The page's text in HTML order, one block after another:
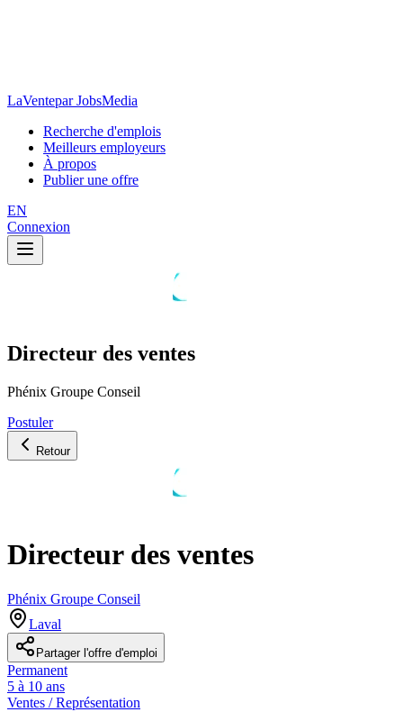
LaVentepar JobsMedia
Recherche d'emplois
Meilleurs employeurs
À propos
Publier une offre
EN
Connexion
Directeur des ventes
Phénix Groupe Conseil
Postuler
Retour
Directeur des ventes
Phénix Groupe Conseil
Laval
Partager l'offre d'emploi
Permanent
5 à 10 ans
Ventes / Représentation